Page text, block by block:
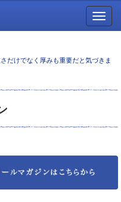
だけでなく厚みも重要だと気づきま